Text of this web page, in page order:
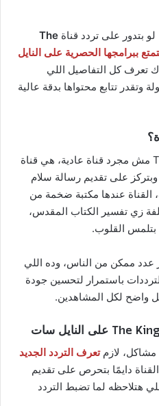
The
ببرامجها الحصرية على النايل
تعرف كل التفاصيل اللي
وتقدر تتابع محتواها بدقة عالية
خلينا نتفق إن The Kingdom Sat مش مجرد قناة عادية، هي قناة
على تقديم رسالة سلام
عندها مكتبة ضخمة من
زي تفسير الكتاب المقدس،
بتلمس القلوب.
عدد ممكن من الناس، وده اللي
باستمرار لتحسين جودة
واضح لكل المشاهدين.
مشاكل، لازمتعرف التردد الجديد
تم الإعلان عنه لسنة 2025. القناة دايمًا بتحرص على تقديم
هتلاحظه لما تضبط التردد